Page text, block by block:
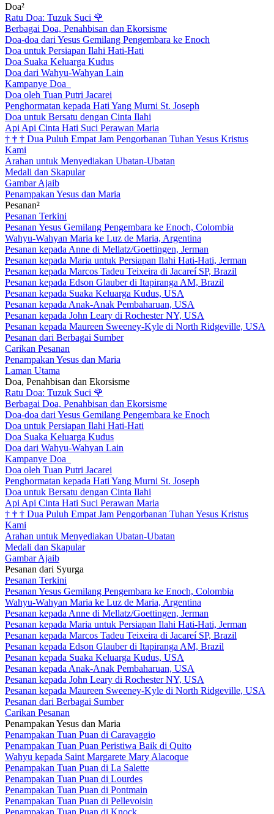
Doa²
Ratu Doa: Tuzuk Suci 🌹
Berbagai Doa, Penahbisan dan Ekorsisme
Doa-doa dari Yesus Gemilang Pengembara ke Enoch
Doa untuk Persiapan Ilahi Hati-Hati
Doa Suaka Keluarga Kudus
Doa dari Wahyu-Wahyan Lain
Kampanye Doa
Doa oleh Tuan Putri Jacarei
Penghormatan kepada Hati Yang Murni St. Joseph
Doa untuk Bersatu dengan Cinta Ilahi
Api Api Cinta Hati Suci Perawan Maria
† † † Dua Puluh Empat Jam Pengorbanan Tuhan Yesus Kristus
Kami
Arahan untuk Menyediakan Ubatan-Ubatan
Medali dan Skapular
Gambar Ajaib
Penampakan Yesus dan Maria
Pesanan²
Pesanan Terkini
Pesanan Yesus Gemilang Pengembara ke Enoch, Colombia
Wahyu-Wahyan Maria ke Luz de Maria, Argentina
Pesanan kepada Anne di Mellatz/Goettingen, Jerman
Pesanan kepada Maria untuk Persiapan Ilahi Hati-Hati, Jerman
Pesanan kepada Marcos Tadeu Teixeira di Jacareí SP, Brazil
Pesanan kepada Edson Glauber di Itapiranga AM, Brazil
Pesanan kepada Suaka Keluarga Kudus, USA
Pesanan kepada Anak-Anak Pembaharuan, USA
Pesanan kepada John Leary di Rochester NY, USA
Pesanan kepada Maureen Sweeney-Kyle di North Ridgeville, USA
Pesanan dari Berbagai Sumber
Carikan Pesanan
Penampakan Yesus dan Maria
Laman Utama
Doa, Penahbisan dan Ekorsisme
Ratu Doa: Tuzuk Suci 🌹
Berbagai Doa, Penahbisan dan Ekorsisme
Doa-doa dari Yesus Gemilang Pengembara ke Enoch
Doa untuk Persiapan Ilahi Hati-Hati
Doa Suaka Keluarga Kudus
Doa dari Wahyu-Wahyan Lain
Kampanye Doa
Doa oleh Tuan Putri Jacarei
Penghormatan kepada Hati Yang Murni St. Joseph
Doa untuk Bersatu dengan Cinta Ilahi
Api Api Cinta Hati Suci Perawan Maria
† † † Dua Puluh Empat Jam Pengorbanan Tuhan Yesus Kristus
Kami
Arahan untuk Menyediakan Ubatan-Ubatan
Medali dan Skapular
Gambar Ajaib
Pesanan dari Syurga
Pesanan Terkini
Pesanan Yesus Gemilang Pengembara ke Enoch, Colombia
Wahyu-Wahyan Maria ke Luz de Maria, Argentina
Pesanan kepada Anne di Mellatz/Goettingen, Jerman
Pesanan kepada Maria untuk Persiapan Ilahi Hati-Hati, Jerman
Pesanan kepada Marcos Tadeu Teixeira di Jacareí SP, Brazil
Pesanan kepada Edson Glauber di Itapiranga AM, Brazil
Pesanan kepada Suaka Keluarga Kudus, USA
Pesanan kepada Anak-Anak Pembaharuan, USA
Pesanan kepada John Leary di Rochester NY, USA
Pesanan kepada Maureen Sweeney-Kyle di North Ridgeville, USA
Pesanan dari Berbagai Sumber
Carikan Pesanan
Penampakan Yesus dan Maria
Penampakan Tuan Puan di Caravaggio
Penampakan Tuan Puan Peristiwa Baik di Quito
Wahyu kepada Saint Margarete Mary Alacoque
Penampakan Tuan Puan di La Salette
Penampakan Tuan Puan di Lourdes
Penampakan Tuan Puan di Pontmain
Penampakan Tuan Puan di Pellevoisin
Penampakan Tuan Puan di Knock